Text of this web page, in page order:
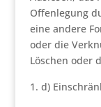
Offenlegung
eine andere
oder die
Löschen oder
d)